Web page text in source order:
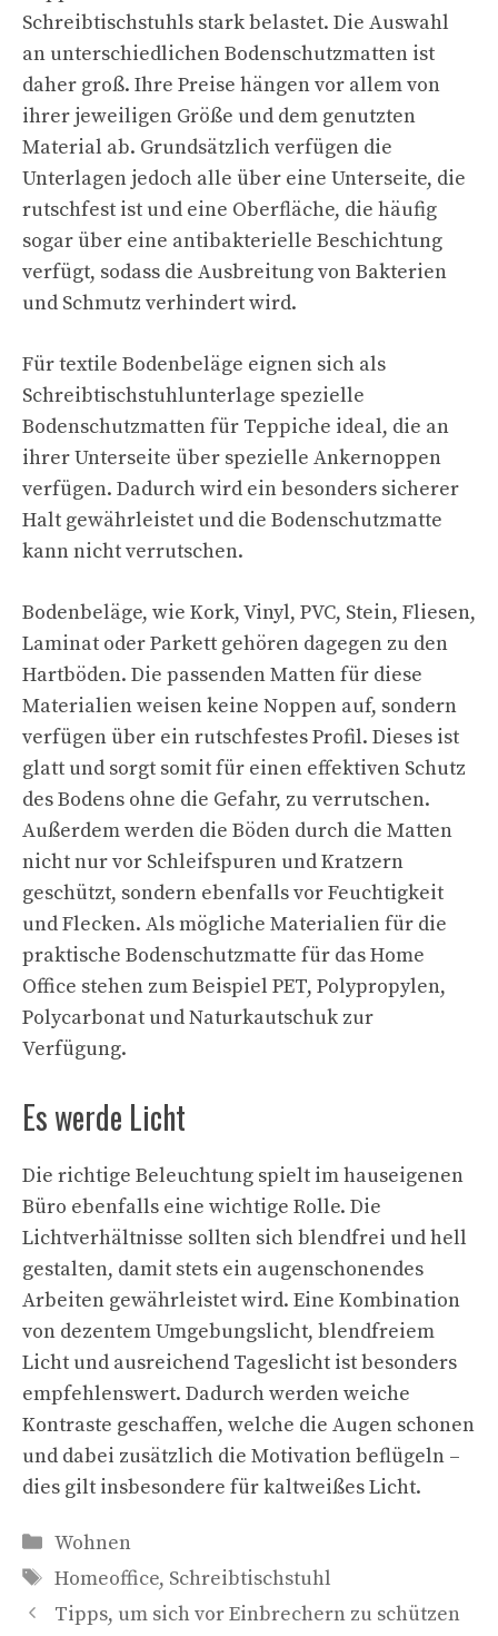
Schreibtischstuhls stark belastet. Die Auswahl
an unterschiedlichen Bodenschutzmatten ist
daher groß. Ihre Preise hängen vor allem von
ihrer jeweiligen Größe und dem genutzten
Material ab. Grundsätzlich verfügen die
Unterlagen jedoch alle über eine Unterseite, die
rutschfest ist und eine Oberfläche, die häufig
sogar über eine antibakterielle Beschichtung
verfügt, sodass die Ausbreitung von Bakterien
und Schmutz verhindert wird.
Für textile Bodenbeläge eignen sich als
Schreibtischstuhlunterlage spezielle
Bodenschutzmatten für Teppiche ideal, die an
ihrer Unterseite über spezielle Ankernoppen
verfügen. Dadurch wird ein besonders sicherer
Halt gewährleistet und die Bodenschutzmatte
kann nicht verrutschen.
Bodenbeläge, wie Kork, Vinyl, PVC, Stein, Fliesen,
Laminat oder Parkett gehören dagegen zu den
Hartböden. Die passenden Matten für diese
Materialien weisen keine Noppen auf, sondern
verfügen über ein rutschfestes Profil. Dieses ist
glatt und sorgt somit für einen effektiven Schutz
des Bodens ohne die Gefahr, zu verrutschen.
Außerdem werden die Böden durch die Matten
nicht nur vor Schleifspuren und Kratzern
geschützt, sondern ebenfalls vor Feuchtigkeit
und Flecken. Als mögliche Materialien für die
praktische Bodenschutzmatte für das Home
Office stehen zum Beispiel PET, Polypropylen,
Polycarbonat und Naturkautschuk zur
Verfügung.
Es werde Licht
Die richtige Beleuchtung spielt im hauseigenen
Büro ebenfalls eine wichtige Rolle. Die
Lichtverhältnisse sollten sich blendfrei und hell
gestalten, damit stets ein augenschonendes
Arbeiten gewährleistet wird. Eine Kombination
von dezentem Umgebungslicht, blendfreiem
Licht und ausreichend Tageslicht ist besonders
empfehlenswert. Dadurch werden weiche
Kontraste geschaffen, welche die Augen schonen
und dabei zusätzlich die Motivation beflügeln –
dies gilt insbesondere für kaltweißes Licht.
Kategorien
Wohnen
Schlagwörter
Homeoffice, Schreibtischstuhl
Tipps, um sich vor Einbrechern zu schützen